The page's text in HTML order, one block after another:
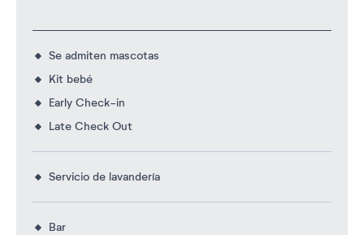
Se admiten mascotas
Kit bebé
Early Check-in
Late Check Out
Servicio de lavandería
Bar